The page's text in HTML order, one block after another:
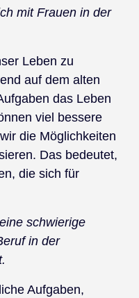
mit Frauen in der
Leben zu
auf dem alten
das Leben
viel bessere
die Möglichkeiten
Das bedeutet,
die sich für
schwierige
in der
Aufgaben,